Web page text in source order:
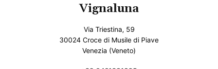
Vignaluna
Via Triestina, 59
30024 Croce di Musile di Piave
Venezia (Veneto)